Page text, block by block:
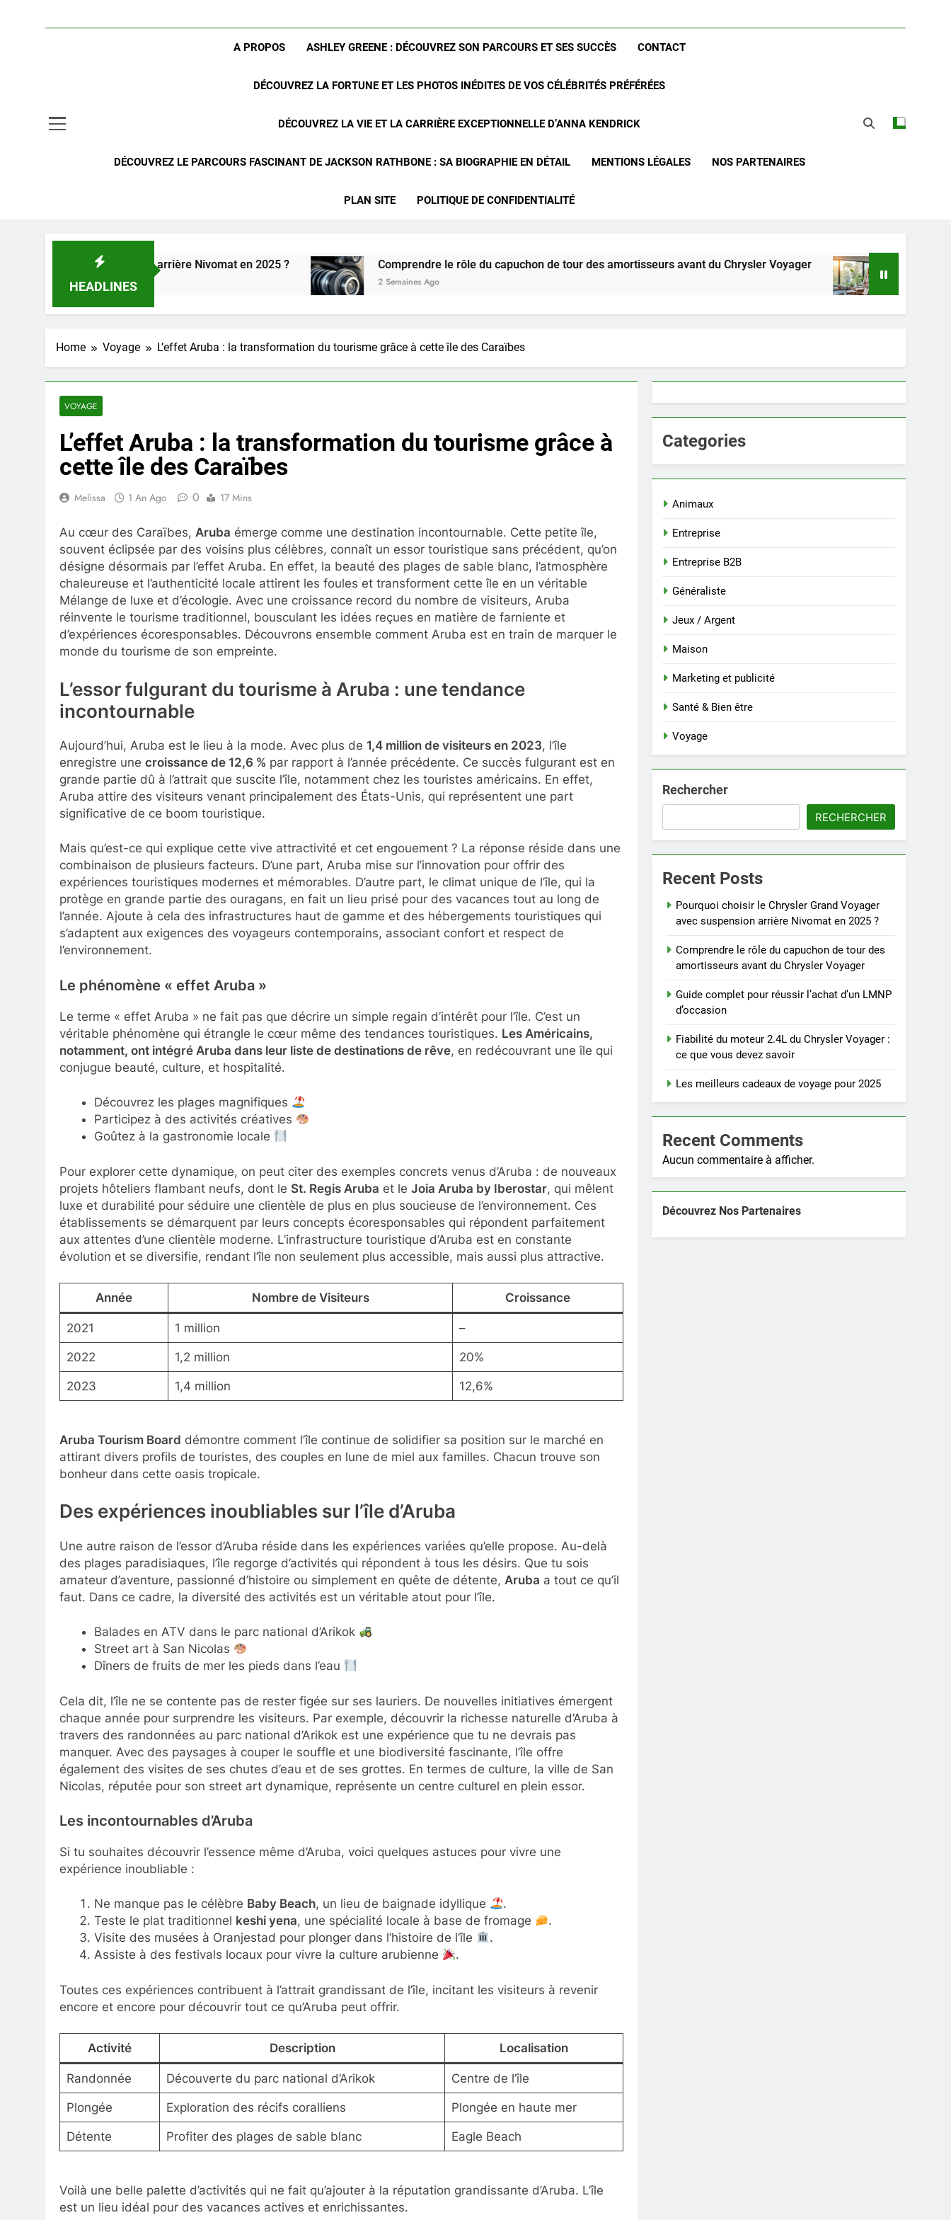
A PROPOS ASHLEY GREENE : DÉCOUVREZ SON PARCOURS ET SES SUCCÈS CONTACT
DÉCOUVREZ LA FORTUNE ET LES PHOTOS INÉDITES DE VOS CÉLÉBRITÉS PRÉFÉRÉES
DÉCOUVREZ LA VIE ET LA CARRIÈRE EXCEPTIONNELLE D’ANNA KENDRICK
DÉCOUVREZ LE PARCOURS FASCINANT DE JACKSON RATHBONE : SA BIOGRAPHIE EN DÉTAIL MENTIONS LÉGALES NOS PARTENAIRES
PLAN SITE POLITIQUE DE CONFIDENTIALITÉ
HEADLINES
suspension arrière Nivomat en 2025 ? Comprendre le rôle du capuchon de tour des amortisseurs avant du Chrysler Voyager
2 Semaines Ago
Guide complet pour
2 Semaines Ago
Home Voyage L’effet Aruba : la transformation du tourisme grâce à cette île des Caraïbes
VOYAGE
L’effet Aruba : la transformation du tourisme grâce à
cette île des Caraïbes
Melissa 1 An Ago 0 17 Mins
Au cœur des Caraïbes, Aruba émerge comme une destination incontournable. Cette petite île,
souvent éclipsée par des voisins plus célèbres, connaît un essor touristique sans précédent, qu’on
désigne désormais par l’effet Aruba. En effet, la beauté des plages de sable blanc, l’atmosphère
chaleureuse et l’authenticité locale attirent les foules et transforment cette île en un véritable
Mélange de luxe et d’écologie. Avec une croissance record du nombre de visiteurs, Aruba
réinvente le tourisme traditionnel, bousculant les idées reçues en matière de farniente et
d’expériences écoresponsables. Découvrons ensemble comment Aruba est en train de marquer le
monde du tourisme de son empreinte.
L’essor fulgurant du tourisme à Aruba : une tendance
incontournable
Aujourd’hui, Aruba est le lieu à la mode. Avec plus de 1,4 million de visiteurs en 2023, l’île
enregistre une croissance de 12,6 % par rapport à l’année précédente. Ce succès fulgurant est en
grande partie dû à l’attrait que suscite l’île, notamment chez les touristes américains. En effet,
Aruba attire des visiteurs venant principalement des États-Unis, qui représentent une part
significative de ce boom touristique.
Mais qu’est-ce qui explique cette vive attractivité et cet engouement ? La réponse réside dans une
combinaison de plusieurs facteurs. D’une part, Aruba mise sur l’innovation pour offrir des
expériences touristiques modernes et mémorables. D’autre part, le climat unique de l’île, qui la
protège en grande partie des ouragans, en fait un lieu prisé pour des vacances tout au long de
l’année. Ajoute à cela des infrastructures haut de gamme et des hébergements touristiques qui
s’adaptent aux exigences des voyageurs contemporains, associant confort et respect de
l’environnement.
Le phénomène « effet Aruba »
Le terme « effet Aruba » ne fait pas que décrire un simple regain d’intérêt pour l’île. C’est un
véritable phénomène qui étrangle le cœur même des tendances touristiques. Les Américains,
notamment, ont intégré Aruba dans leur liste de destinations de rêve, en redécouvrant une île qui
conjugue beauté, culture, et hospitalité.
Découvrez les plages magnifiques
Participez à des activités créatives
Goûtez à la gastronomie locale
Pour explorer cette dynamique, on peut citer des exemples concrets venus d’Aruba : de nouveaux
projets hôteliers flambant neufs, dont le St. Regis Aruba et le Joia Aruba by Iberostar, qui mêlent
luxe et durabilité pour séduire une clientèle de plus en plus soucieuse de l’environnement. Ces
établissements se démarquent par leurs concepts écoresponsables qui répondent parfaitement
aux attentes d’une clientèle moderne. L’infrastructure touristique d’Aruba est en constante
évolution et se diversifie, rendant l’île non seulement plus accessible, mais aussi plus attractive.
Année Nombre de Visiteurs Croissance
2021 1 million –
2022 1,2 million 20%
2023 1,4 million 12,6%
Aruba Tourism Board démontre comment l’île continue de solidifier sa position sur le marché en
attirant divers profils de touristes, des couples en lune de miel aux familles. Chacun trouve son
bonheur dans cette oasis tropicale.
Des expériences inoubliables sur l’île d’Aruba
Une autre raison de l’essor d’Aruba réside dans les expériences variées qu’elle propose. Au-delà
des plages paradisiaques, l’île regorge d’activités qui répondent à tous les désirs. Que tu sois
amateur d’aventure, passionné d’histoire ou simplement en quête de détente, Aruba a tout ce qu’il
faut. Dans ce cadre, la diversité des activités est un véritable atout pour l’île.
Balades en ATV dans le parc national d’Arikok
Street art à San Nicolas
Dîners de fruits de mer les pieds dans l’eau
Cela dit, l’île ne se contente pas de rester figée sur ses lauriers. De nouvelles initiatives émergent
chaque année pour surprendre les visiteurs. Par exemple, découvrir la richesse naturelle d’Aruba à
travers des randonnées au parc national d’Arikok est une expérience que tu ne devrais pas
manquer. Avec des paysages à couper le souffle et une biodiversité fascinante, l’île offre
également des visites de ses chutes d’eau et de ses grottes. En termes de culture, la ville de San
Nicolas, réputée pour son street art dynamique, représente un centre culturel en plein essor.
Les incontournables d’Aruba
Si tu souhaites découvrir l’essence même d’Aruba, voici quelques astuces pour vivre une
expérience inoubliable :
Ne manque pas le célèbre Baby Beach, un lieu de baignade idyllique
.
Teste le plat traditionnel keshi yena, une spécialité locale à base de fromage
.
Visite des musées à Oranjestad pour plonger dans l’histoire de l’île
.
Assiste à des festivals locaux pour vivre la culture arubienne
.
Toutes ces expériences contribuent à l’attrait grandissant de l’île, incitant les visiteurs à revenir
encore et encore pour découvrir tout ce qu’Aruba peut offrir.
Activité Description Localisation
Randonnée Découverte du parc national d’Arikok Centre de l’île
Plongée Exploration des récifs coralliens Plongée en haute mer
Détente Profiter des plages de sable blanc Eagle Beach
Voilà une belle palette d’activités qui ne fait qu’ajouter à la réputation grandissante d’Aruba. L’île
est un lieu idéal pour des vacances actives et enrichissantes.
Categories
Animaux
Entreprise
Entreprise B2B
Généraliste
Jeux / Argent
Maison
Marketing et publicité
Santé & Bien être
Voyage
Rechercher
RECHERCHER
Recent Posts
Pourquoi choisir le Chrysler Grand Voyager
avec suspension arrière Nivomat en 2025 ?
Comprendre le rôle du capuchon de tour des
amortisseurs avant du Chrysler Voyager
Guide complet pour réussir l’achat d’un LMNP
d’occasion
Fiabilité du moteur 2.4L du Chrysler Voyager :
ce que vous devez savoir
Les meilleurs cadeaux de voyage pour 2025
Recent Comments
Aucun commentaire à afficher.
Découvrez Nos Partenaires